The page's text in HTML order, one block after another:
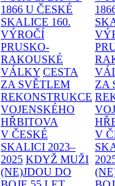
1866 U ČESKÉ
SKALICE 160.
VÝROČÍ
PRUSKO-
RAKOUSKÉ
VÁLKY CESTA
ZA SVĚTLEM
REKONSTRUKCE
VOJENSKÉHO
HŘBITOVA
V ČESKÉ
SKALICI 2023–
2025 KDYŽ MUŽI
(NE)JDOU DO
ZA
V